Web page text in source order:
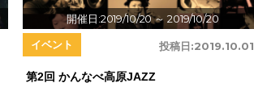
開催日:2019/10/20～ 2019/10/20
投稿日:2019.10.01
イベント
第2回 かんなべ高原JAZZ